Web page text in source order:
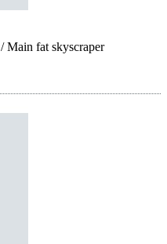
/ Main fat skyscraper